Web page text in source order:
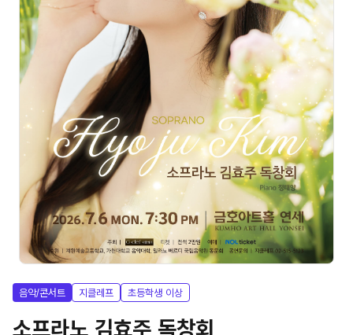
음악/콘서트 지클레프 초등학생 이상
소프라노 김효주 독창회